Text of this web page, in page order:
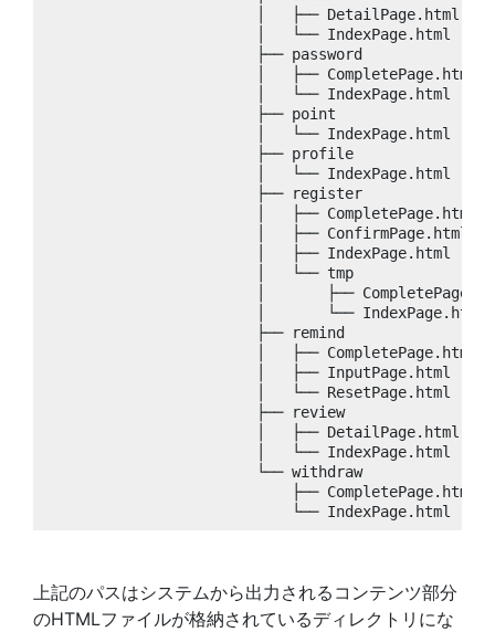
                        │   ├── DetailPage.html
                        │   └── IndexPage.html
                        ├── password
                        │   ├── CompletePage.html
                        │   └── IndexPage.html
                        ├── point
                        │   └── IndexPage.html
                        ├── profile
                        │   └── IndexPage.html
                        ├── register
                        │   ├── CompletePage.html
                        │   ├── ConfirmPage.html
                        │   ├── IndexPage.html
                        │   └── tmp
│       ├──
                        │       └── IndexPage.html
                        ├── remind
                        │   ├── CompletePage.html
                        │   ├── InputPage.html
                        │   └── ResetPage.html
                        ├── review
                        │   ├── DetailPage.html
                        │   └── IndexPage.html
                        └── withdraw
                            ├── CompletePage.html
上記のパスはシステムから出力されるコンテンツ部分
のHTMLファイルが格納されているディレクトリにな